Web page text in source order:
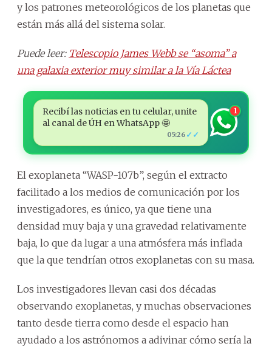
y los patrones meteorológicos de los planetas que
están más allá del sistema solar.
Puede leer: Telescopio James Webb se “asoma” a
una galaxia exterior muy similar a la Vía Láctea
Recibí las noticias en tu celular, unite
al canal de ÚH en WhatsApp 🤩
05:26 ✓✓
1
El exoplaneta “WASP-107b”, según el extracto
facilitado a los medios de comunicación por los
investigadores, es único, ya que tiene una
densidad muy baja y una gravedad relativamente
baja, lo que da lugar a una atmósfera más inflada
que la que tendrían otros exoplanetas con su masa.
Los investigadores llevan casi dos décadas
observando exoplanetas, y muchas observaciones
tanto desde tierra como desde el espacio han
ayudado a los astrónomos a adivinar cómo sería la